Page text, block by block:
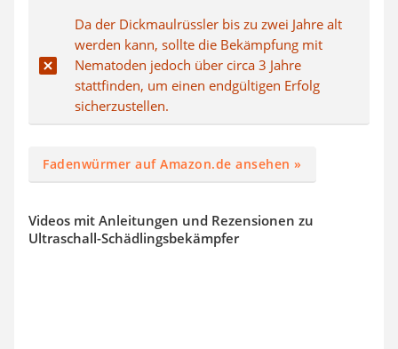
Da der Dickmaulrüssler bis zu zwei Jahre alt
werden kann, sollte die Bekämpfung mit
Nematoden jedoch über circa 3 Jahre
stattfinden, um einen endgültigen Erfolg
sicherzustellen.
Fadenwürmer auf Amazon.de ansehen »
Videos mit Anleitungen und Rezensionen zu
Ultraschall-Schädlingsbekämpfer